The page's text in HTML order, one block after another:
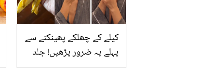
کیلے کے چھلکے پھینکنے سے
پہلے یہ ضرور پڑھیں! جلد